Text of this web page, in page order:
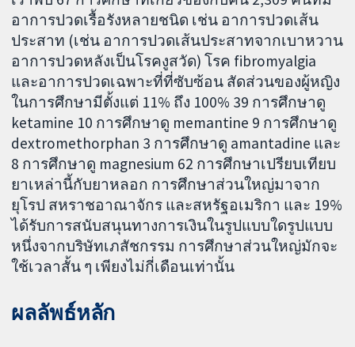
อาการปวดเรื้อรังหลายชนิด เช่น อาการปวดเส้น
ประสาท (เช่น อาการปวดเส้นประสาทจากเบาหวาน
อาการปวดหลังเป็นโรคงูสวัด) โรค fibromyalgia
และอาการปวดเฉพาะที่ที่ซับซ้อน สัดส่วนของผู้หญิง
ในการศึกษามีตั้งแต่ 11% ถึง 100% 39 การศึกษาดู
ketamine 10 การศึกษาดู memantine 9 การศึกษาดู
dextromethorphan 3 การศึกษาดู amantadine และ
8 การศึกษาดู magnesium 62 การศึกษาเปรียบเทียบ
ยาเหล่านี้กับยาหลอก การศึกษาส่วนใหญ่มาจาก
ยุโรป สหราชอาณาจักร และสหรัฐอเมริกา และ 19%
ได้รับการสนับสนุนทางการเงินในรูปแบบใดรูปแบบ
หนึ่งจากบริษัทเภสัชกรรม การศึกษาส่วนใหญ่มักจะ
ใช้เวลาสั้น ๆ เพียงไม่กี่เดือนเท่านั้น
ผลลัพธ์หลัก